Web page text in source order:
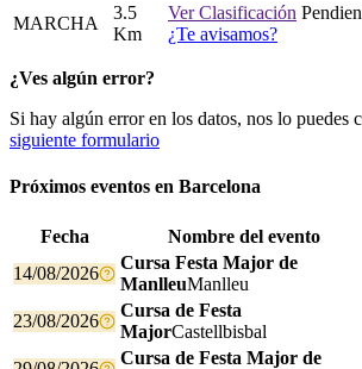
MARCHA
3.5
Km
Ver Clasificación
¿Te avisamos?
¿Ves algún error?
Si hay algún error en los datos, nos lo puedes
siguiente formulario
Próximos eventos en Barcelona
Fecha Nombre del evento
14/08/2026
Cursa Festa Major de
ManlleuManlleu
23/08/2026
Cursa de Festa
MajorCastellbisbal
Cursa de Festa Major de